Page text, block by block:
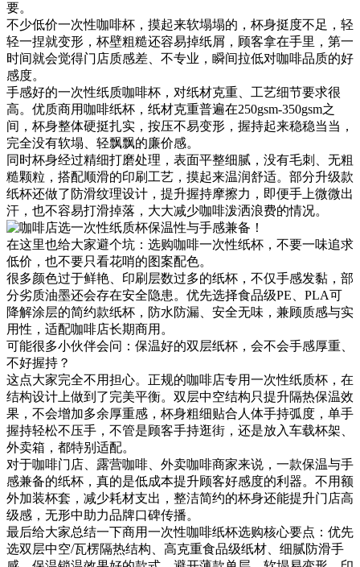
要。
不少低价一次性咖啡杯，摸起来软塌塌的，杯身挺度不足，轻
轻一捏就变形，杯壁粗糙还容易掉纸屑，顾客拿在手里，第一
时间就会觉得门店质感差、不专业，瞬间拉低对咖啡品质的好
感度。
手感好的一次性纸质咖啡杯，对纸材克重、工艺细节要求很
高。优质商用咖啡纸杯，纸材克重普遍在250gsm-350gsm之
间，杯身整体硬挺扎实，按压不易变形，握持起来稳稳当当，
完全没有软塌、轻飘飘的廉价感。
同时杯身经过精细打磨处理，表面平整细腻，没有毛刺、无粗
糙颗粒，搭配顺滑的印刷工艺，摸起来温润舒适。部分升级款
纸杯还做了防滑纹理设计，提升握持摩擦力，即便手上微微出
汗，也不容易打滑掉落，大大减少咖啡泼洒浪费的情况。
在这里也给大家避个坑：选购咖啡一次性纸杯，不要一味追求
低价，也不要只看花哨的图案配色。
很多颜色过于鲜艳、印刷层数过多的纸杯，不仅手感发黏，部
分劣质油墨还会存在安全隐患。优先选择食品级PE、PLA可
降解涂层的简约款纸杯，防水防漏、安全无味，兼顾质感与实
用性，适配咖啡店长期商用。
可能很多小伙伴会问：保温好的双层纸杯，会不会手感厚重、
不好握持？
这点大家完全不用担心。正规的咖啡店专用一次性纸质杯，在
结构设计上做到了完美平衡。双层中空结构只提升隔热保温效
果，不会增加多余厚重感，杯身粗细贴合人体手持弧度，单手
握持轻松不压手，不管是顾客手持逛街，还是放入车载杯架、
外卖箱，都特别适配。
对于咖啡门店、露营咖啡、外卖咖啡商家来说，一款保温与手
感兼备的纸杯，真的是低成本提升顾客好感度的利器。不用额
外加装杯套，减少耗材支出，整洁简约的杯身还能提升门店高
级感，无形中助力品牌口碑传播。
最后给大家总结一下商用一次性咖啡纸杯选购核心要点：优先
选双层中空/瓦楞隔热结构、高克重食品级纸材、细腻防滑手